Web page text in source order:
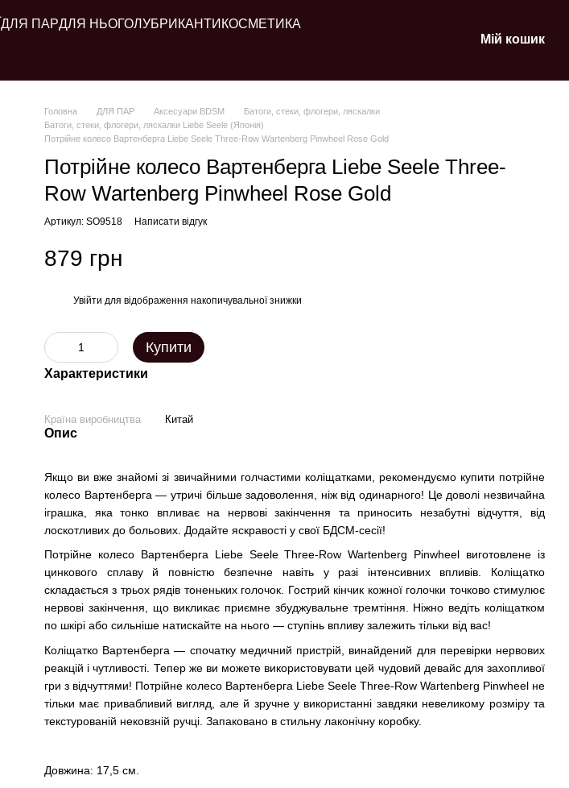
ДЛЯ ПАРДЛЯ НЬОГОЛУБРИКАНТИ КОСМЕТИКА
Мій кошик
Головна ДЛЯ ПАР Аксесуари BDSM
Батоги, стеки, флогери, ляскалки
Батоги, стеки, флогери, ляскалки Liebe Seele (Японія)
Потрійне колесо Вартенберга Liebe Seele Three-Row Wartenberg Pinwheel Rose Gold
Потрійне колесо Вартенберга Liebe Seele Three-
Row Wartenberg Pinwheel Rose Gold
Артикул: SO9518 Написати відгук
879 грн
Увійти для відображення накопичувальної знижки
Купити
Характеристики
Країна виробництва Китай
Опис
Якщо ви вже знайомі зі звичайними голчастими коліщатками, рекомендуємо купити потрійне
колесо Вартенберга — утричі більше задоволення, ніж від одинарного! Це доволі незвичайна
іграшка, яка тонко впливає на нервові закінчення та приносить незабутні відчуття, від
лоскотливих до больових. Додайте яскравості у свої БДСМ-сесії!
Потрійне колесо Вартенберга Liebe Seele Three-Row Wartenberg Pinwheel виготовлене із
цинкового сплаву й повністю безпечне навіть у разі інтенсивних впливів. Коліщатко
складається з трьох рядів тоненьких голочок. Гострий кінчик кожної голочки точково стимулює
нервові закінчення, що викликає приємне збуджувальне тремтіння. Ніжно ведіть коліщатком
по шкірі або сильніше натискайте на нього — ступінь впливу залежить тільки від вас!
Коліщатко Вартенберга — спочатку медичний пристрій, винайдений для перевірки нервових
реакцій і чутливості. Тепер же ви можете використовувати цей чудовий девайс для захопливої
гри з відчуттями! Потрійне колесо Вартенберга Liebe Seele Three-Row Wartenberg Pinwheel не
тільки має привабливий вигляд, але й зручне у використанні завдяки невеликому розміру та
текстурованій нековзній ручці. Запаковано в стильну лаконічну коробку.
Довжина: 17,5 см.